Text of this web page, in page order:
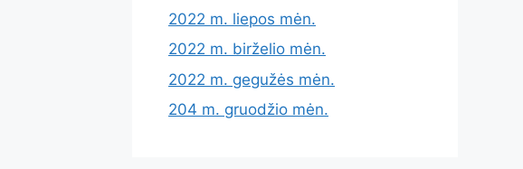
2022 m. liepos mėn.
2022 m. birželio mėn.
2022 m. gegužės mėn.
204 m. gruodžio mėn.